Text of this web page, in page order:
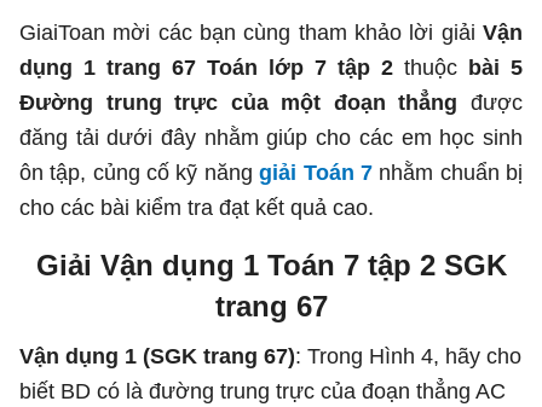
GiaiToan mời các bạn cùng tham khảo lời giải Vận
dụng 1 trang 67 Toán lớp 7 tập 2 thuộc bài 5
Đường trung trực của một đoạn thẳng
được
đăng tải dưới đây nhằm giúp cho các em học sinh
ôn tập, củng cố kỹ nănggiải Toán 7nhằm chuẩn bị
cho các bài kiểm tra đạt kết quả cao.
Giải Vận dụng 1 Toán 7 tập 2 SGK
trang 67
Vận dụng 1 (SGK trang 67): Trong Hình 4, hãy cho
biết BD có là đường trung trực của đoạn thẳng AC